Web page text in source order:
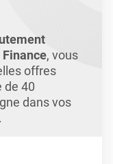
, vous
offres
de 40
dans vos